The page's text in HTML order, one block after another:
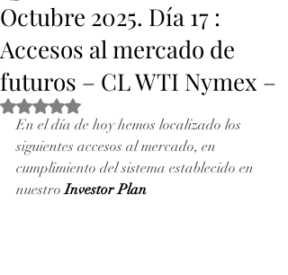
Octubre 2025. Día 17 :
Accesos al mercado de
futuros – CL WTI Nymex –
Obtuvo NaN de 5 estrellas.
En el día de hoy hemos localizado los
siguientes accesos al mercado, en
cumplimiento del sistema establecido en
nuestro Investor Plan